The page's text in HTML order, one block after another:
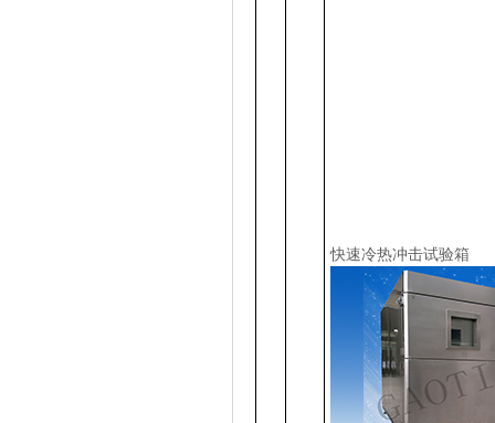
快速冷热冲击试验箱